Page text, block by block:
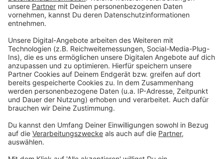
Innenstädte attraktiver werden, so Radau:
Aufenthaltsqualität in den Bereichen, wo Handel
und Gastronomie stattfinden sollen, haben. Das
ist eine Botschaft auch an Politik, dafür zu
sorgen, dass diese Faktoren angenehm sind -
dass ich unkompliziert zu den Geschäften
kommen kann."
Anzeige